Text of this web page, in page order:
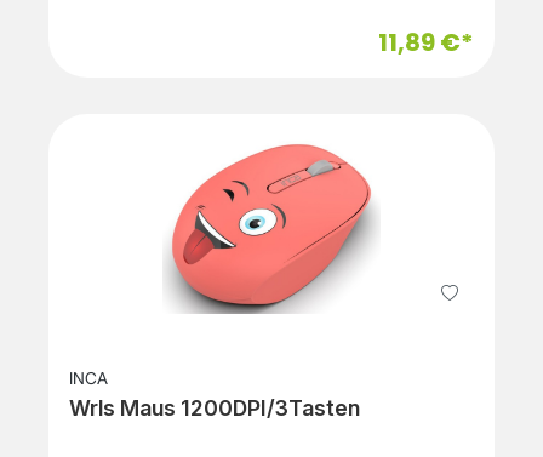
11,89 €*
INCA
Wrls Maus 1200DPI/3Tasten